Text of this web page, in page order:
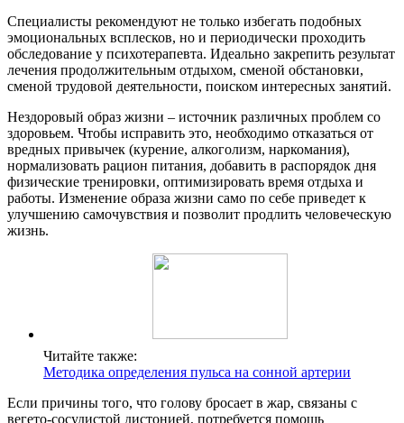
Специалисты рекомендуют не только избегать подобных
эмоциональных всплесков, но и периодически проходить
обследование у психотерапевта. Идеально закрепить результат
лечения продолжительным отдыхом, сменой обстановки,
сменой трудовой деятельности, поиском интересных занятий.
Нездоровый образ жизни – источник различных проблем со
здоровьем. Чтобы исправить это, необходимо отказаться от
вредных привычек (курение, алкоголизм, наркомания),
нормализовать рацион питания, добавить в распорядок дня
физические тренировки, оптимизировать время отдыха и
работы. Изменение образа жизни само по себе приведет к
улучшению самочувствия и позволит продлить человеческую
жизнь.
Читайте также:
Методика определения пульса на сонной артерии
Если причины того, что голову бросает в жар, связаны с
вегето-сосудистой дистонией, потребуется помощь